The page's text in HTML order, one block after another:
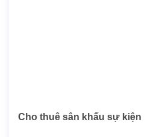
Cho thuê sân khấu sự kiện